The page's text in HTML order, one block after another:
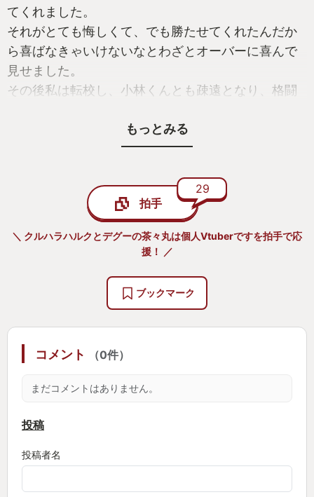
てくれました。
それがとても悔しくて、でも勝たせてくれたんだか
ら喜ばなきゃいけないなとわざとオーバーに喜んで
見せました。
その後私は転校し、小林くんとも疎遠となり、格闘
しかし、3年前に知人からストリートファイターリー
グが面白いという話を聞き見てみると、そのエキサ
各選手の配信を見て、初心者講座等もチェックしス
ト5を購入...即挫折しました。
モダン操作が導入された本作は神ゲーです。
初心者講座を真似してひとつひとつ自分のものに
し、少しづつランクが上がっていく快感。
覚えたてのテクニックやコンボを駆使しても、ガン
攻めの暴力に蹂躙される無力感。
必殺技を自在に出せる人達は昔からこんな神ジャン
ルを楽しんでいたのかと思うと嫉妬すら覚えます
現在プラチナ3ですが、少しづつ上がっていこうと精
もっとみる
拍手
29
＼ クルハラハルクとデグーの茶々丸は個人Vtuberですを拍手で応
援！ ／
ブックマーク
コメント （0件）
まだコメントはありません。
投稿
投稿者名